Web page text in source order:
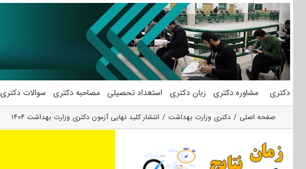
محتوا
دکتری مشاوره دکتری زبان دکتری استعداد تحصیلی مصاحبه دکتری سوالات دکتری
صفحه اصلی دکتری وزارت بهداشت انتشار کلید نهایی آزمون دکتری وزارت بهداشت ۱۴۰۴